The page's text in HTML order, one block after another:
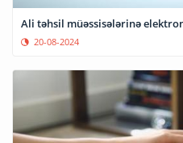
Ali təhsil müəssisələrinə
20-08-2024